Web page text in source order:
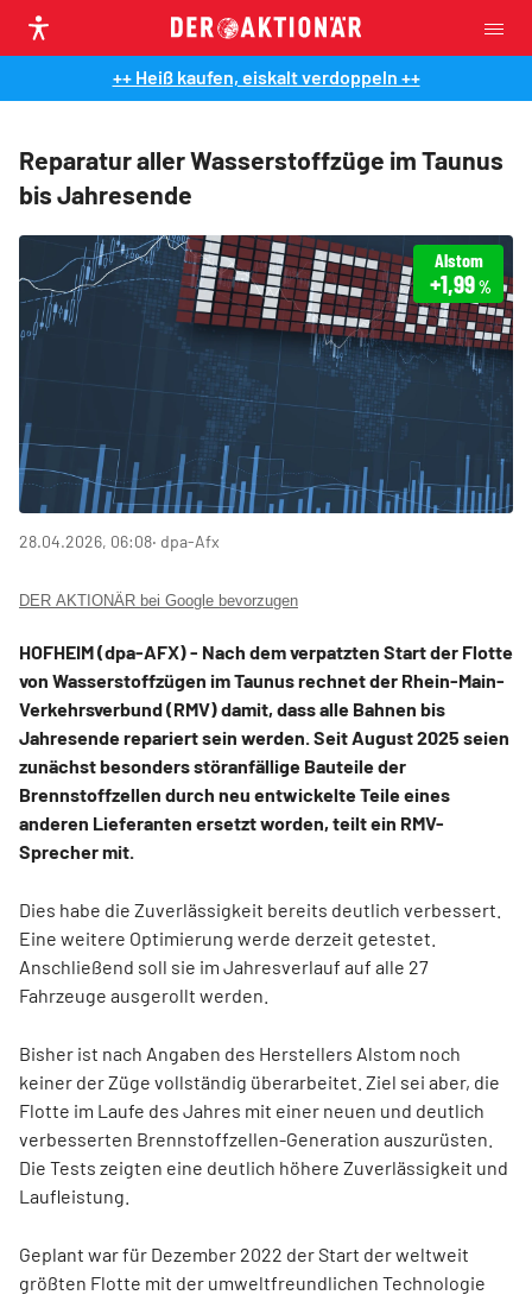
++ Heiß kaufen, eiskalt verdoppeln ++
Reparatur aller Wasserstoffzüge im Taunus
bis Jahresende
Alstom
+1,99%
28.04.2026, 06:08‧ dpa-Afx
DER AKTIONÄR bei Google bevorzugen
HOFHEIM (dpa-AFX) - Nach dem verpatzten Start der Flotte
von Wasserstoffzügen im Taunus rechnet der Rhein-Main-
Verkehrsverbund (RMV) damit, dass alle Bahnen bis
Jahresende repariert sein werden. Seit August 2025 seien
zunächst besonders störanfällige Bauteile der
Brennstoffzellen durch neu entwickelte Teile eines
anderen Lieferanten ersetzt worden, teilt ein RMV-
Sprecher mit.
Dies habe die Zuverlässigkeit bereits deutlich verbessert.
Eine weitere Optimierung werde derzeit getestet.
Anschließend soll sie im Jahresverlauf auf alle 27
Fahrzeuge ausgerollt werden.
Bisher ist nach Angaben des Herstellers Alstom noch
keiner der Züge vollständig überarbeitet. Ziel sei aber, die
Flotte im Laufe des Jahres mit einer neuen und deutlich
verbesserten Brennstoffzellen-Generation auszurüsten.
Die Tests zeigten eine deutlich höhere Zuverlässigkeit und
Laufleistung.
Geplant war für Dezember 2022 der Start der weltweit
größten Flotte mit der umweltfreundlichen Technologie